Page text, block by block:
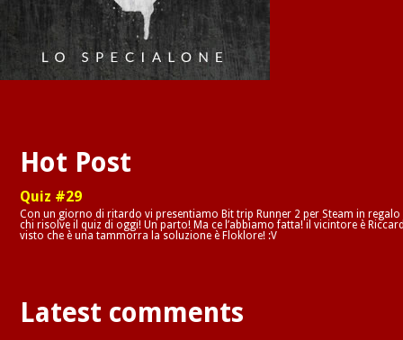
Hot Post
Quiz #29
Con un giorno di ritardo vi presentiamo Bit trip Runner 2 per Steam in regalo
chi risolve il quiz di oggi! Un parto! Ma ce l’abbiamo fatta! il vicintore è
visto che è una tammorra la soluzione è Floklore! :V
Latest comments